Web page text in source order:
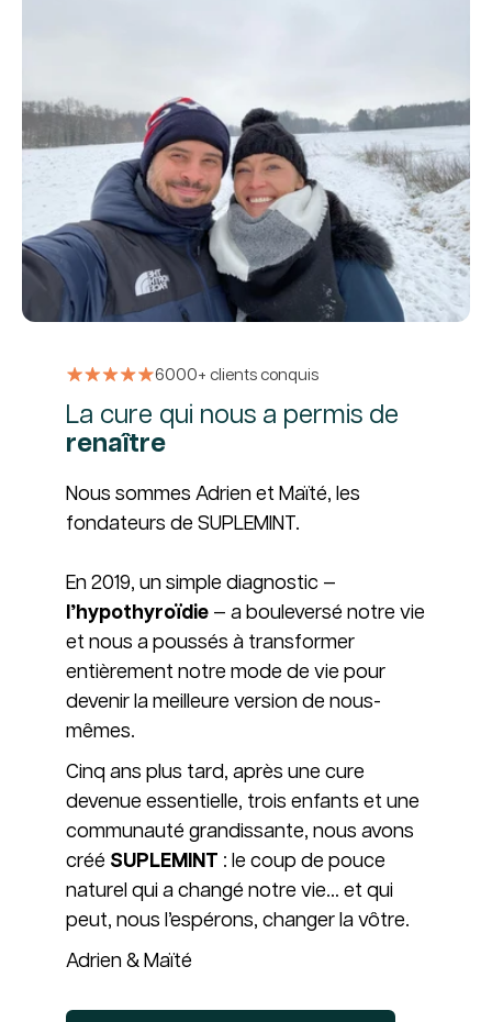
6000+ clients conquis
La cure qui nous a permis de
renaître
Nous sommes Adrien et Maïté, les
fondateurs de SUPLEMINT.
En 2019, un simple diagnostic —
l’hypothyroïdie — a bouleversé notre vie
et nous a poussés à transformer
entièrement notre mode de vie pour
devenir la meilleure version de nous-
mêmes.
Cinq ans plus tard, après une cure
devenue essentielle, trois enfants et une
communauté grandissante, nous avons
créé SUPLEMINT : le coup de pouce
naturel qui a changé notre vie… et qui
peut, nous l’espérons, changer la vôtre.
Adrien & Maïté